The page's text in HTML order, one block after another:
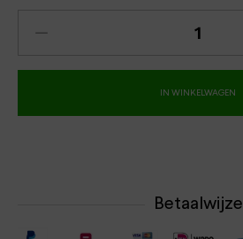
IN WINKELWAGEN
Betaalwijze